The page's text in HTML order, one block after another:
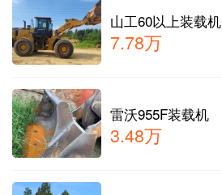
山工60以上装载机
7.78万
雷沃955F装载机
3.48万